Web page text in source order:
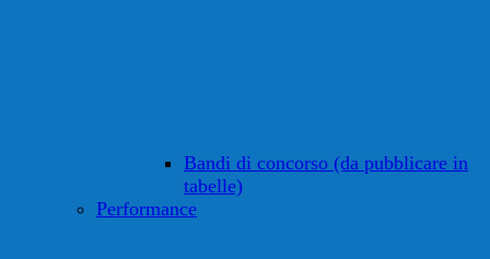
Bandi di concorso (da pubblicare in
tabelle)
Performance